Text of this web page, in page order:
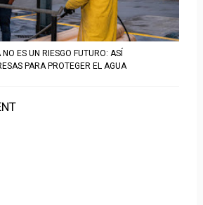
ES UN RIESGO FUTURO: ASÍ
PARA PROTEGER EL AGUA